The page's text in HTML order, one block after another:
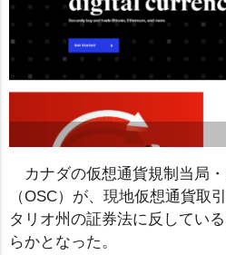
カナダの仮想通貨規制当局
（OSC）が、現地仮想通貨取
タリオ州の証券法に反してい
らかとなった。